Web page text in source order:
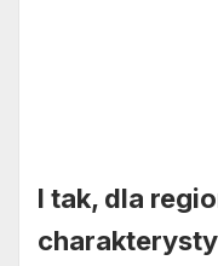
I tak, dla